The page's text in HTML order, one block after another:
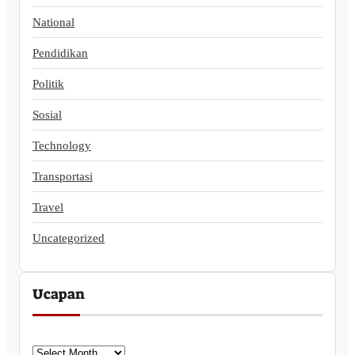
National
Pendidikan
Politik
Sosial
Technology
Transportasi
Travel
Uncategorized
Ucapan
U